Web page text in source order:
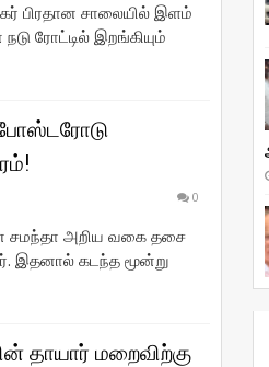
பிரதான சாலையில் இளம்
ரோட்டில் இறங்கியும்
போஸ்டரோடு
0
சமந்தா அறிய வகை தசை
இதனால் கடந்த மூன்று
தாயார் மறைவிற்கு